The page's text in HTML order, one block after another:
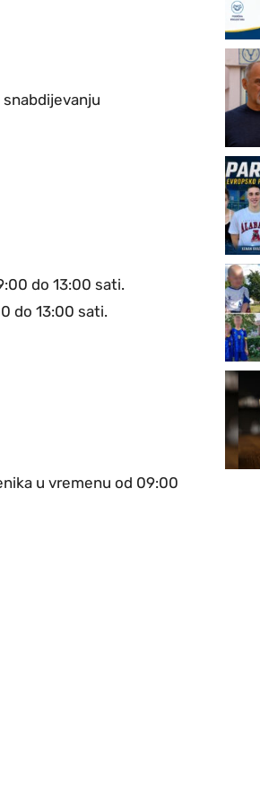
do 13:00 sati.
do 13:00 sati.
u vremenu od 09:00